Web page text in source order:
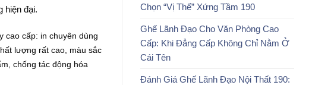
hiện đại.
cao cấp: in chuyên dùng
lượng rất cao, màu sắc
chống tác động hóa
Chọn “Vị Thế” Xứng Tầm 190
Ghế Lãnh Đạo Cho Văn Phòng Cao
Cấp: Khi Đẳng Cấp Không Chỉ Nằm Ở
Cái Tên
Đánh Giá Ghế Lãnh Đạo Nội Thất 190: